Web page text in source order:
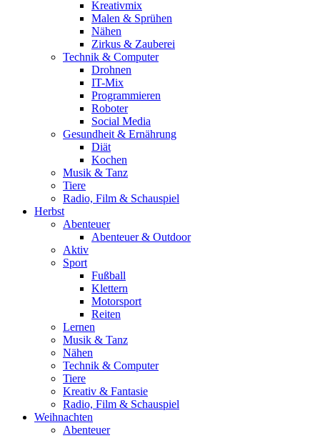
Kreativmix
Malen & Sprühen
Nähen
Zirkus & Zauberei
Technik & Computer
Drohnen
IT-Mix
Programmieren
Roboter
Social Media
Gesundheit & Ernährung
Diät
Kochen
Musik & Tanz
Tiere
Radio, Film & Schauspiel
Herbst
Abenteuer
Abenteuer & Outdoor
Aktiv
Sport
Fußball
Klettern
Motorsport
Reiten
Lernen
Musik & Tanz
Nähen
Technik & Computer
Tiere
Kreativ & Fantasie
Radio, Film & Schauspiel
Weihnachten
Abenteuer